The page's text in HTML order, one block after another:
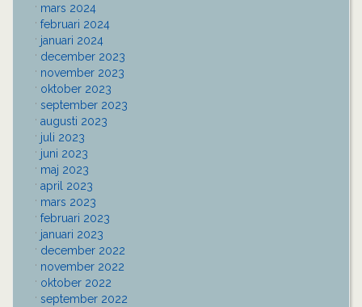
mars 2024
februari 2024
januari 2024
december 2023
november 2023
oktober 2023
september 2023
augusti 2023
juli 2023
juni 2023
maj 2023
april 2023
mars 2023
februari 2023
januari 2023
december 2022
november 2022
oktober 2022
september 2022